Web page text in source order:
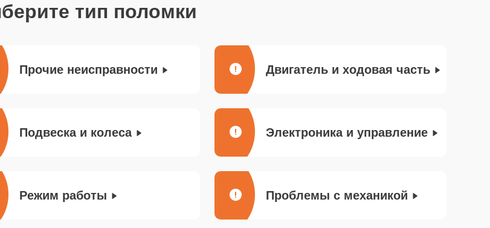
тип поломки
Прочие неисправности Двигатель и ходовая часть
Подвеска и колеса Электроника и управление
Режим работы Проблемы с механикой